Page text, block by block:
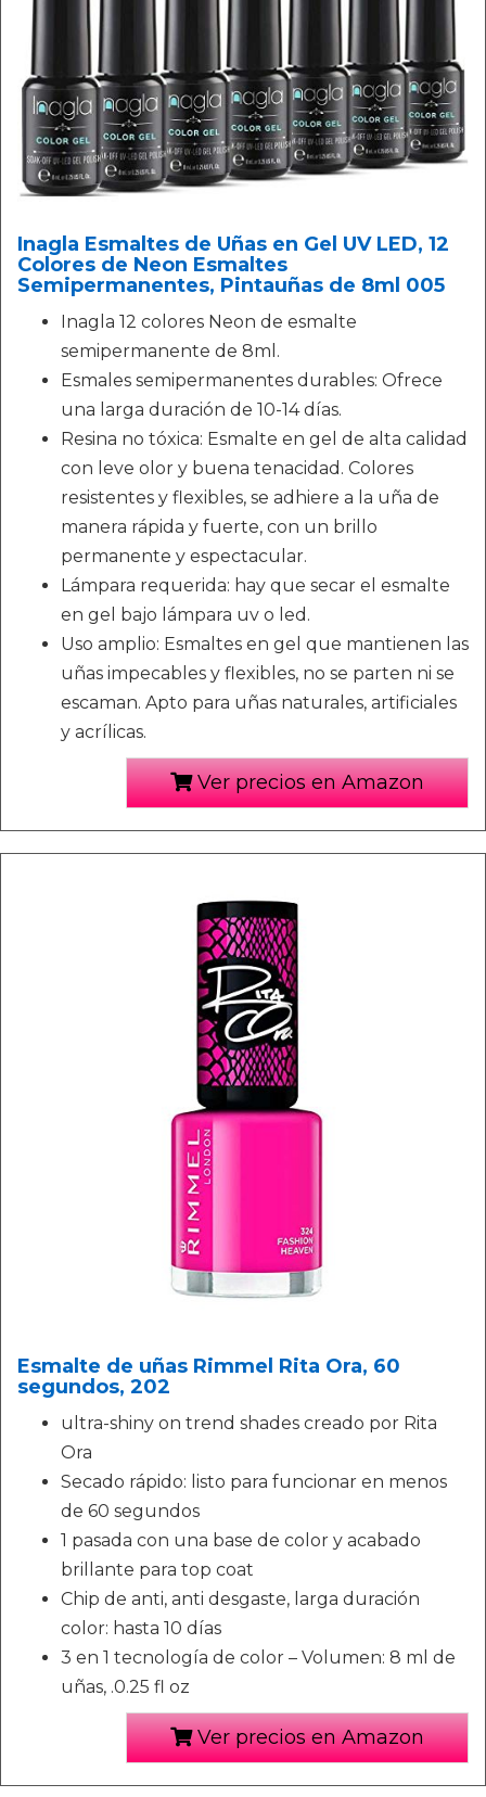
Inagla Esmaltes de Uñas en Gel UV LED, 12
Colores de Neon Esmaltes
Semipermanentes, Pintauñas de 8ml 005
Inagla 12 colores Neon de esmalte
semipermanente de 8ml.
Esmales semipermanentes durables: Ofrece
una larga duración de 10-14 días.
Resina no tóxica: Esmalte en gel de alta calidad
con leve olor y buena tenacidad. Colores
resistentes y flexibles, se adhiere a la uña de
manera rápida y fuerte, con un brillo
permanente y espectacular.
Lámpara requerida: hay que secar el esmalte
en gel bajo lámpara uv o led.
Uso amplio: Esmaltes en gel que mantienen las
uñas impecables y flexibles, no se parten ni se
escaman. Apto para uñas naturales, artificiales
y acrílicas.
Ver precios en Amazon
Esmalte de uñas Rimmel Rita Ora, 60
segundos, 202
ultra-shiny on trend shades creado por Rita
Ora
Secado rápido: listo para funcionar en menos
de 60 segundos
1 pasada con una base de color y acabado
brillante para top coat
Chip de anti, anti desgaste, larga duración
color: hasta 10 días
3 en 1 tecnología de color – Volumen: 8 ml de
uñas, .0.25 fl oz
Ver precios en Amazon